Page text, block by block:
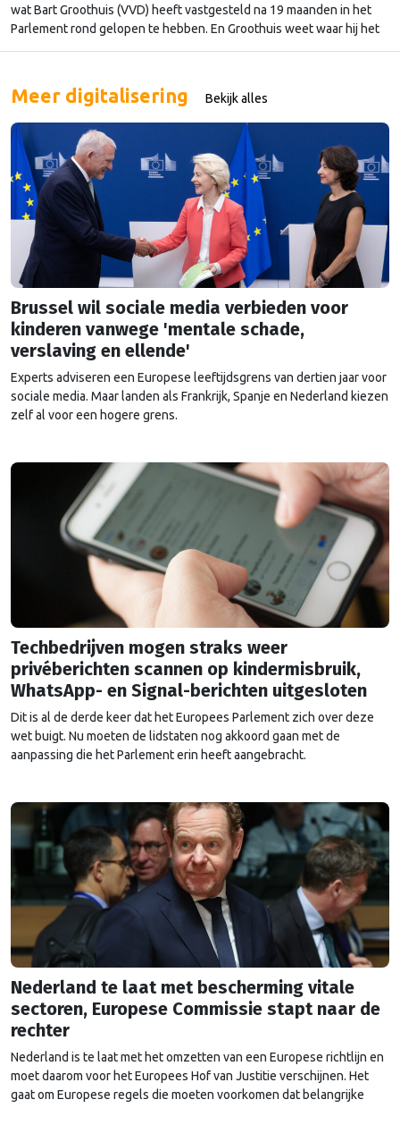
wat Bart Groothuis (VVD) heeft vastgesteld na 19 maanden in het
Parlement rond gelopen te hebben. En Groothuis weet waar hij het
over heeft. Hij was zeven jaar hoofd cybersecurity bij defensie. Er
cyberveiligheid …
Continued
Meer digitalisering Bekijk alles
Brussel wil sociale media verbieden voor
kinderen vanwege 'mentale schade,
verslaving en ellende'
Experts adviseren een Europese leeftijdsgrens van dertien jaar voor
sociale media. Maar landen als Frankrijk, Spanje en Nederland kiezen
zelf al voor een hogere grens.
Techbedrijven mogen straks weer
privéberichten scannen op kindermisbruik,
WhatsApp- en Signal-berichten uitgesloten
Dit is al de derde keer dat het Europees Parlement zich over deze
wet buigt. Nu moeten de lidstaten nog akkoord gaan met de
aanpassing die het Parlement erin heeft aangebracht.
Nederland te laat met bescherming vitale
sectoren, Europese Commissie stapt naar de
rechter
Nederland is te laat met het omzetten van een Europese richtlijn en
moet daarom voor het Europees Hof van Justitie verschijnen. Het
gaat om Europese regels die moeten voorkomen dat belangrijke